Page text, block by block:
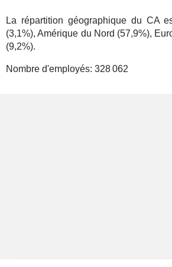
La répartition géographique du CA
(3,1%), Amérique du Nord (57,9%),
(9,2%).
Nombre d'employés: 328 062